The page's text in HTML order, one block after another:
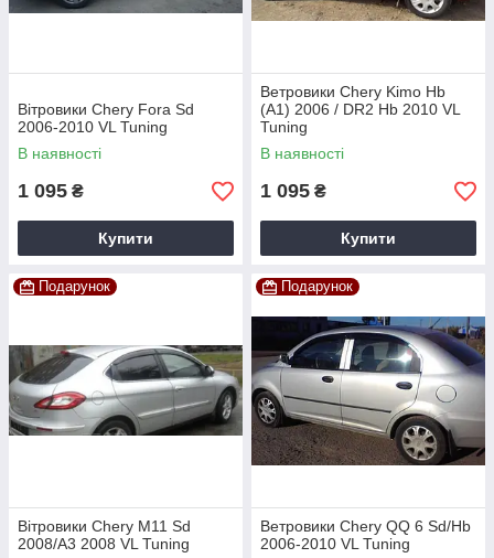
Вітровики Chery Fora Sd
2006-2010 VL Tuning
В наявності
1 095 ₴
Купити
Ветровики Chery Kimo Hb
(A1) 2006 / DR2 Hb 2010 VL
Tuning
В наявності
1 095 ₴
Купити
Подарунок
Вітровики Chery М11 Sd
2008/A3 2008 VL Tuning
Подарунок
Ветровики Chery QQ 6 Sd/Hb
2006-2010 VL Tuning